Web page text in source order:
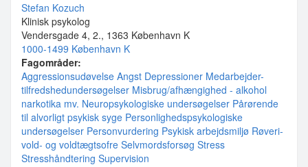
Stefan Kozuch
Klinisk psykolog
Vendersgade 4, 2., 1363 København K
1000-1499 København K
Fagområder:
Aggressionsudøvelse Angst Depressioner Medarbejder-
tilfredshedundersøgelser Misbrug/afhængighed - alkohol
narkotika mv. Neuropsykologiske undersøgelser Pårørende
til alvorligt psykisk syge Personlighedspsykologiske
undersøgelser Personvurdering Psykisk arbejdsmiljø Røveri-
vold- og voldtægtsofre Selvmordsforsøg Stress
Stresshåndtering Supervision